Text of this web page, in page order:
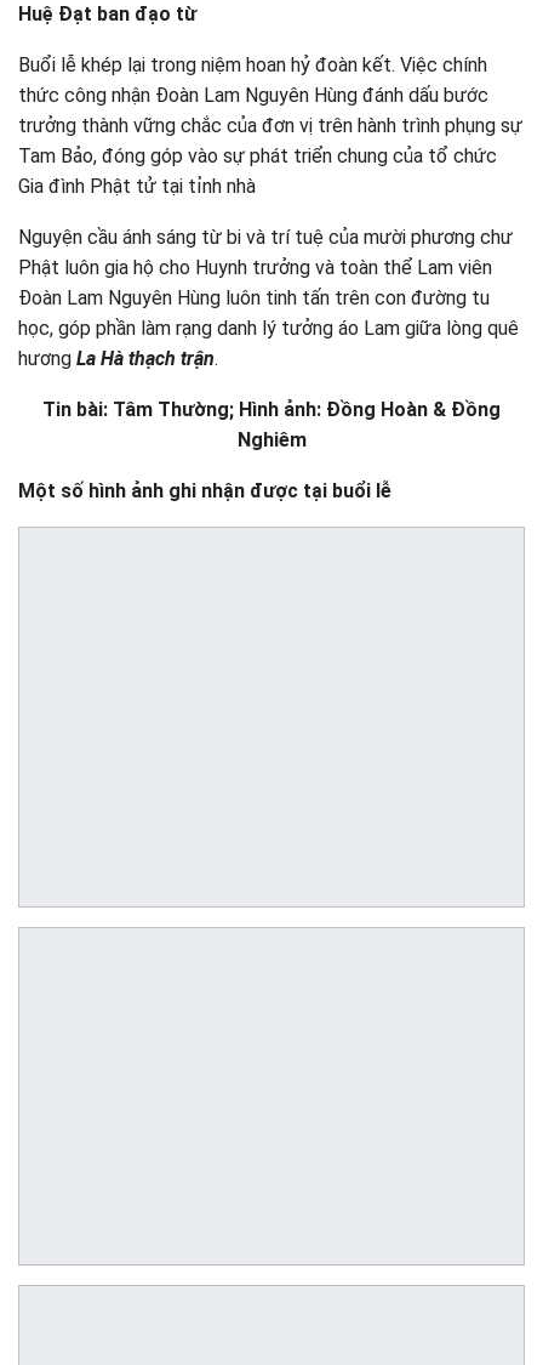
Huệ Đạt ban đạo từ
Buổi lễ khép lại trong niệm hoan hỷ đoàn kết. Việc chính
thức công nhận Đoàn Lam Nguyên Hùng đánh dấu bước
trưởng thành vững chắc của đơn vị trên hành trình phụng sự
Tam Bảo, đóng góp vào sự phát triển chung của tổ chức
Gia đình Phật tử tại tỉnh nhà
Nguyện cầu ánh sáng từ bi và trí tuệ của mười phương chư
Phật luôn gia hộ cho Huynh trưởng và toàn thể Lam viên
Đoàn Lam Nguyên Hùng luôn tinh tấn trên con đường tu
học, góp phần làm rạng danh lý tưởng áo Lam giữa lòng quê
hương La Hà thạch trận.
Tin bài: Tâm Thường; Hình ảnh: Đồng Hoàn & Đồng
Nghiêm
Một số hình ảnh ghi nhận được tại buổi lễ